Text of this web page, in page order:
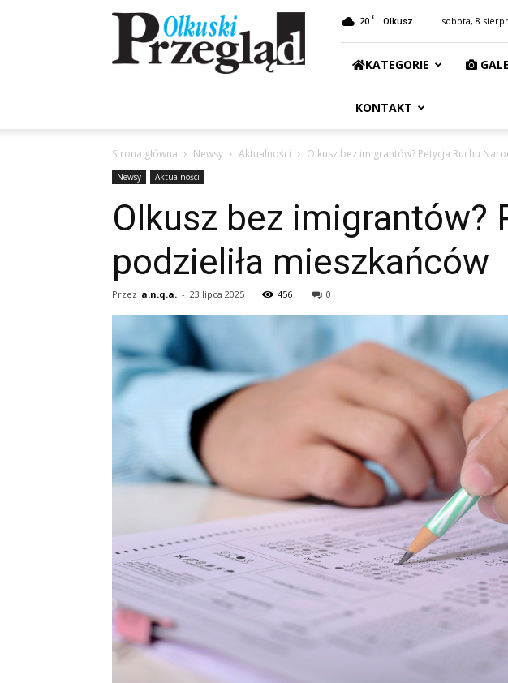
Przegląd
Olkuski
20 C Olkusz sobota, 8
KATEGORIE
KONTAKT
Strona główna Newsy Aktualności Olkusz bez imigrantów? Petycja Ruchu
Newsy Aktualności
Olkusz bez imigrantów?
podzieliła mieszkańców
Przez a.n.q.a. - 23 lipca 2025 456 0